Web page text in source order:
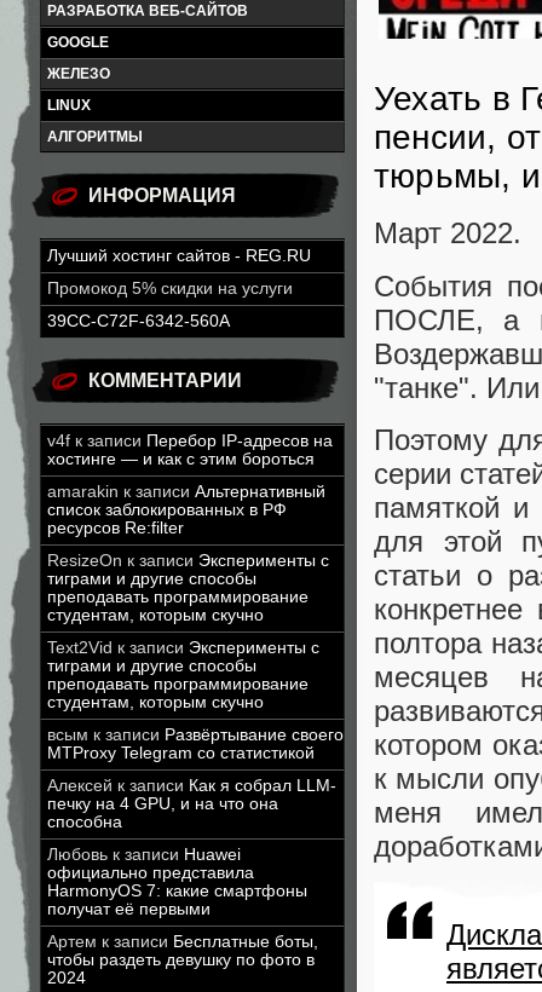
РАЗРАБОТКА ВЕБ-САЙТОВ
GOOGLE
ЖЕЛЕЗО
LINUX
АЛГОРИТМЫ
ИНФОРМАЦИЯ
Лучший хостинг сайтов - REG.RU
Промокод 5% скидки на услуги
39CC-C72F-6342-560A
КОММЕНТАРИИ
v4f к записи Перебор IP-адресов на
хостинге — и как с этим бороться
amarakin к записи Альтернативный
список заблокированных в РФ
ресурсов Re:filter
ResizeOn к записи Эксперименты с
тиграми и другие способы
преподавать программирование
студентам, которым скучно
Text2Vid к записи Эксперименты с
тиграми и другие способы
преподавать программирование
студентам, которым скучно
всым к записи Развёртывание своего
MTProxy Telegram со статистикой
Алексей к записи Как я собрал LLM-
печку на 4 GPU, и на что она
способна
Любовь к записи Huawei
официально представила
HarmonyOS 7: какие смартфоны
получат её первыми
Артем к записи Бесплатные боты,
чтобы раздеть девушку по фото в
2024
Уехать в
пенсии,
тюрьмы, и
Март 2022.
События
ПОСЛЕ, а
"танке".
Поэтому
серии
памяткой
для этой
статьи о
полтора
месяцев
котором
к мысли
меня